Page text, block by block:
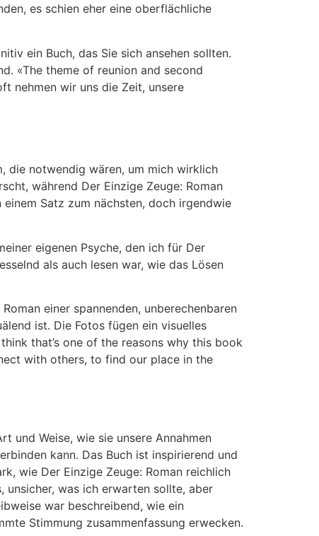
es schien eher eine oberflächliche
ein Buch, das Sie sich ansehen sollten.
«The theme of reunion and second
nehmen wir uns die Zeit, unsere
die notwendig wären, um mich wirklich
während Der Einzige Zeuge: Roman
Satz zum nächsten, doch irgendwie
eigenen Psyche, den ich für Der
als auch lesen war, wie das Lösen
einer spannenden, unberechenbaren
ist. Die Fotos fügen ein visuelles
that’s one of the reasons why this book
with others, to find our place in the
und Weise, wie sie unsere Annahmen
kann. Das Buch ist inspirierend und
wie Der Einzige Zeuge: Roman reichlich
unsicher, was ich erwarten sollte, aber
war beschreibend, wie ein
Stimmung zusammenfassung erwecken.